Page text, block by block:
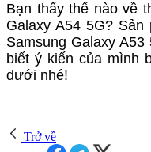
Bạn thấy thế nào về
Galaxy A54 5G?
Samsung Galaxy
biết ý kiến của mình
dưới nhé!
Trở về